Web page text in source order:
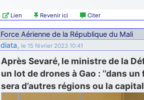
Lien Revenir ici Citer
Force Aérienne de la République du Mali
diata, le 15 février 2023 10:41
Après Sevaré, le ministre de la
un lot de drones à Gao : ’’dans
sera d’autres régions ou la